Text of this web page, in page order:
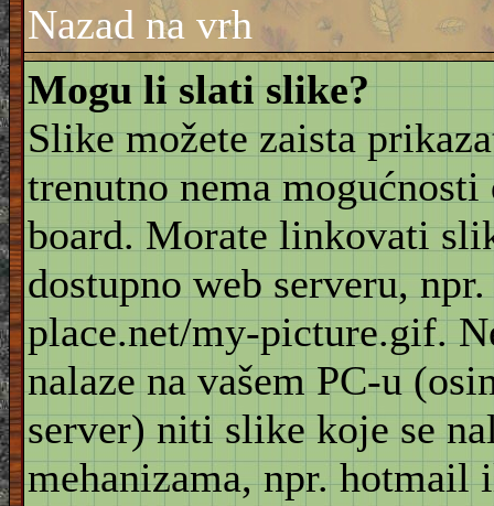
Nazad na vrh
Mogu li slati slike?
Slike možete zaista
trenutno nema
board. Morate linkovati
dostupno web serveru,
place.net/my-picture.gif.
nalaze na vašem PC-u
server) niti slike koje se
mehanizama, npr.